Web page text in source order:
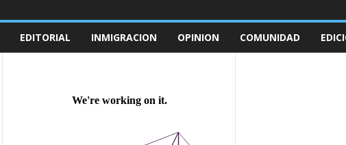
EDITORIAL INMIGRACION OPINION COMUNIDAD